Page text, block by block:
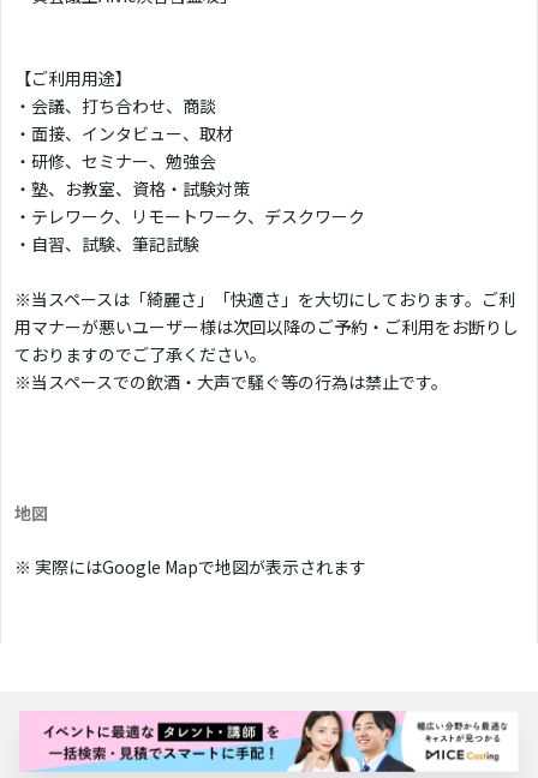
【ご利用用途】
・会議、打ち合わせ、商談
・面接、インタビュー、取材
・研修、セミナー、勉強会
・塾、お教室、資格・試験対策
・テレワーク、リモートワーク、デスクワーク
・自習、試験、筆記試験
※当スペースは「綺麗さ」「快適さ」を大切にしております。ご利
用マナーが悪いユーザー様は次回以降のご予約・ご利用をお断りし
ておりますのでご了承ください。
※当スペースでの飲酒・大声で騒ぐ等の行為は禁止です。
地図
※ 実際にはGoogle Mapで地図が表示されます